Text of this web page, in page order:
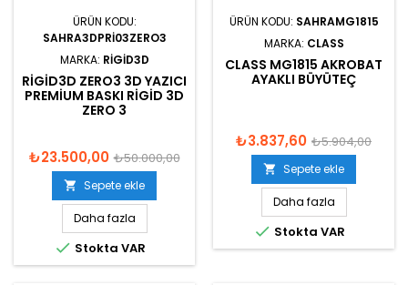
ÜRÜN KODU:
SAHRA3DPRI03ZERO3
MARKA: RIGID3D
RIGID3D ZERO3 3D YAZICI
PREMIUM BASKI RIGID 3D
ZERO 3
₺23.500,00 ₺50.000,00
 Sepete ekle
Daha fazla
 Stokta VAR
ÜRÜN KODU: SAHRAMG1815
MARKA: CLASS
CLASS MG1815 AKROBAT
AYAKLI BÜYÜTEÇ
₺3.837,60 ₺5.904,00
 Sepete ekle
Daha fazla
 Stokta VAR